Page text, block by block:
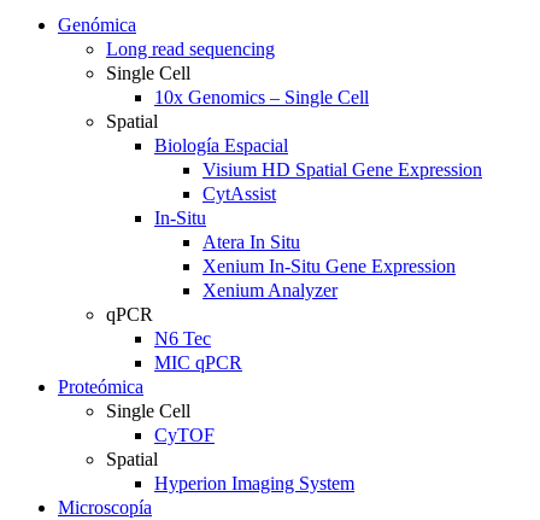
Genómica
Long read sequencing
Single Cell
10x Genomics – Single Cell
Spatial
Biología Espacial
Visium HD Spatial Gene Expression
CytAssist
In-Situ
Atera In Situ
Xenium In-Situ Gene Expression
Xenium Analyzer
qPCR
N6 Tec
MIC qPCR
Proteómica
Single Cell
CyTOF
Spatial
Hyperion Imaging System
Microscopía